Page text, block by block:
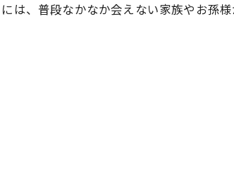
は、普段なかなか会えない家族やお孫